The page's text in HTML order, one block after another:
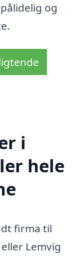
og
i
hele
firma til
Lemvig